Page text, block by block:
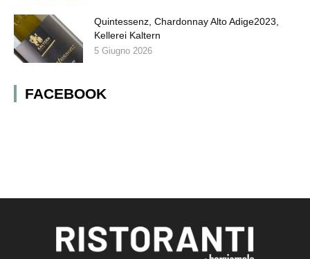
Quintessenz, Chardonnay Alto Adige2023,
Kellerei Kaltern
5 Giugno 2026
FACEBOOK